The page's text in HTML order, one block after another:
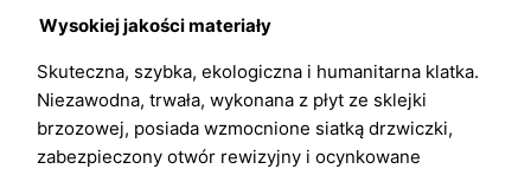
Wysokiej jakości materiały
Skuteczna, szybka, ekologiczna i humanitarna klatka.
Niezawodna, trwała, wykonana z płyt ze sklejki
brzozowej, posiada wzmocnione siatką drzwiczki,
zabezpieczony otwór rewizyjny i ocynkowane